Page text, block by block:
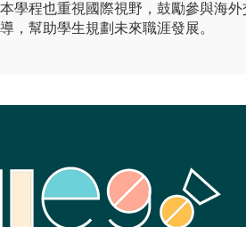
本學程也重視國際視野，鼓勵參與海
導，幫助學生規劃未來職涯發展。